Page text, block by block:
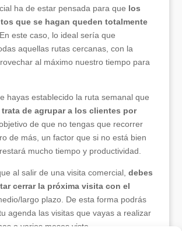
ha de estar pensada para que los
que se hagan queden totalmente
En este caso, lo ideal sería que
aquellas rutas cercanas, con la
al máximo nuestro tiempo para
hayas establecido la ruta semanal que
trata de agrupar a los clientes por
objetivo de que no tengas que recorrer
de más, un factor que si no está bien
mucho tiempo y productividad.
al salir de una visita comercial, debes
cerrar la próxima visita con el
largo plazo. De esta forma podrás
agenda las visitas que vayas a realizar
o varios meses vista.